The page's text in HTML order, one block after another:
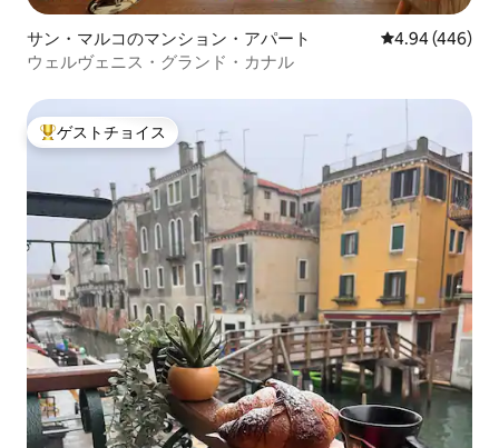
サン・マルコのマンション・アパート レビュー446
4.94 (446)
ウェルヴェニス・グランド・カナル
大好評のゲストチョイスです。
ゲストチョイス